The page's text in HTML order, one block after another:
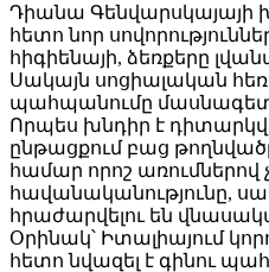
Դիանա Գենվարսկայայի
հետո նոր
հիգիենայի, ձեռքերը
Սակայն սոցիալական
պահպանումը
Որպես խնդիր է
ընթացքում բաց
համար որոշ առումներով
հավանականությունը,
հրաժարվելու են
Օրինակ՝ Իտալիայում
հետո նվազել է գինու